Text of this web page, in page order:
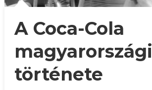
A Coca-Cola
magyarországi
története